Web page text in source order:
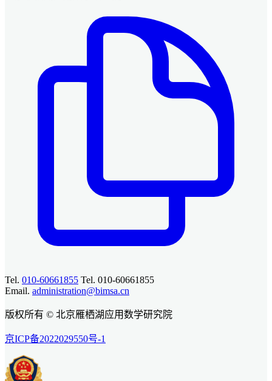
Tel. 010-60661855 Tel. 010-60661855
Email. administration@bimsa.cn
版权所有 © 北京雁栖湖应用数学研究院
京ICP备2022029550号-1